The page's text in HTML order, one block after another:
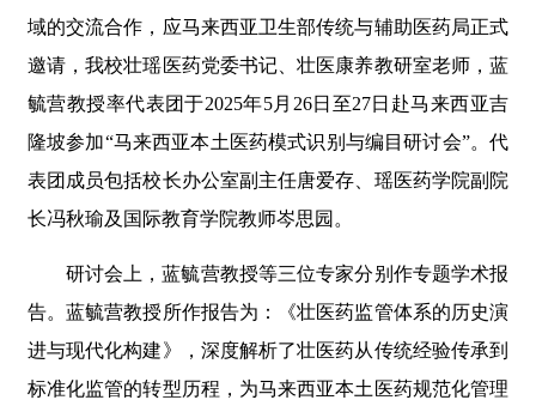
域的交流合作，应马来西亚卫生部传统与辅助医药局正式
邀请，我校壮瑶医药党委书记、壮医康养教研室老师，蓝
毓营教授率代表团于2025年5月26日至27日赴马来西亚吉
隆坡参加“马来西亚本土医药模式识别与编目研讨会”。代
表团成员包括校长办公室副主任唐爱存、瑶医药学院副院
长冯秋瑜及国际教育学院教师岑思园。
研讨会上，蓝毓营教授等三位专家分别作专题学术报
告。蓝毓营教授所作报告为：《壮医药监管体系的历史演
进与现代化构建》，深度解析了壮医药从传统经验传承到
标准化监管的转型历程，为马来西亚本土医药规范化管理